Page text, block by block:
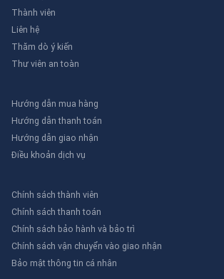
Thành viên
Liên hệ
Thăm dò ý kiến
Thư viên an toàn
Hướng dẫn mua hàng
Hướng dẫn thanh toán
Hướng dẫn giao nhận
Điều khoản dịch vụ
Chính sách thành viên
Chính sách thanh toán
Chính sách bảo hành và bảo trì
Chính sách vận chuyển vào giao nhận
Bảo mật thông tin cá nhân